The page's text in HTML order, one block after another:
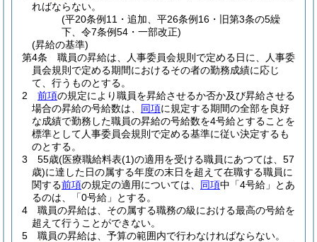
ればならない。
(平20条例11・追加、平26条例16・旧第3条の5繰
下、令7条例54・一部改正)
(昇給の基準)
第4条
職員の昇給は、人事委員会規則で定める日に、人事委
員会規則で定める期間におけるその者の勤務成績に応じ
て、行うものとする。
2
前項の規定により職員を昇給させるか否か及び昇給させる
場合の昇給の号給数は、 同項に規定する期間の全部を良好
な成績で勤務した職員の昇給の号給数を4号給とすることを
標準として人事委員会規則で定める基準に従い決定するも
のとする。
3
55歳(医療職給料表(1)の適用を受ける職員にあつては、57
歳)に達した日の属する年度の末日を超えて在職する職員に
関する前項の規定の適用については、 同項中「4号給」とあ
るのは、「0号給」とする。
4
職員の昇給は、その属する職務の級における最高の号給を
超えて行うことができない。
5
職員の昇給は、予算の範囲内で行わなければならない。